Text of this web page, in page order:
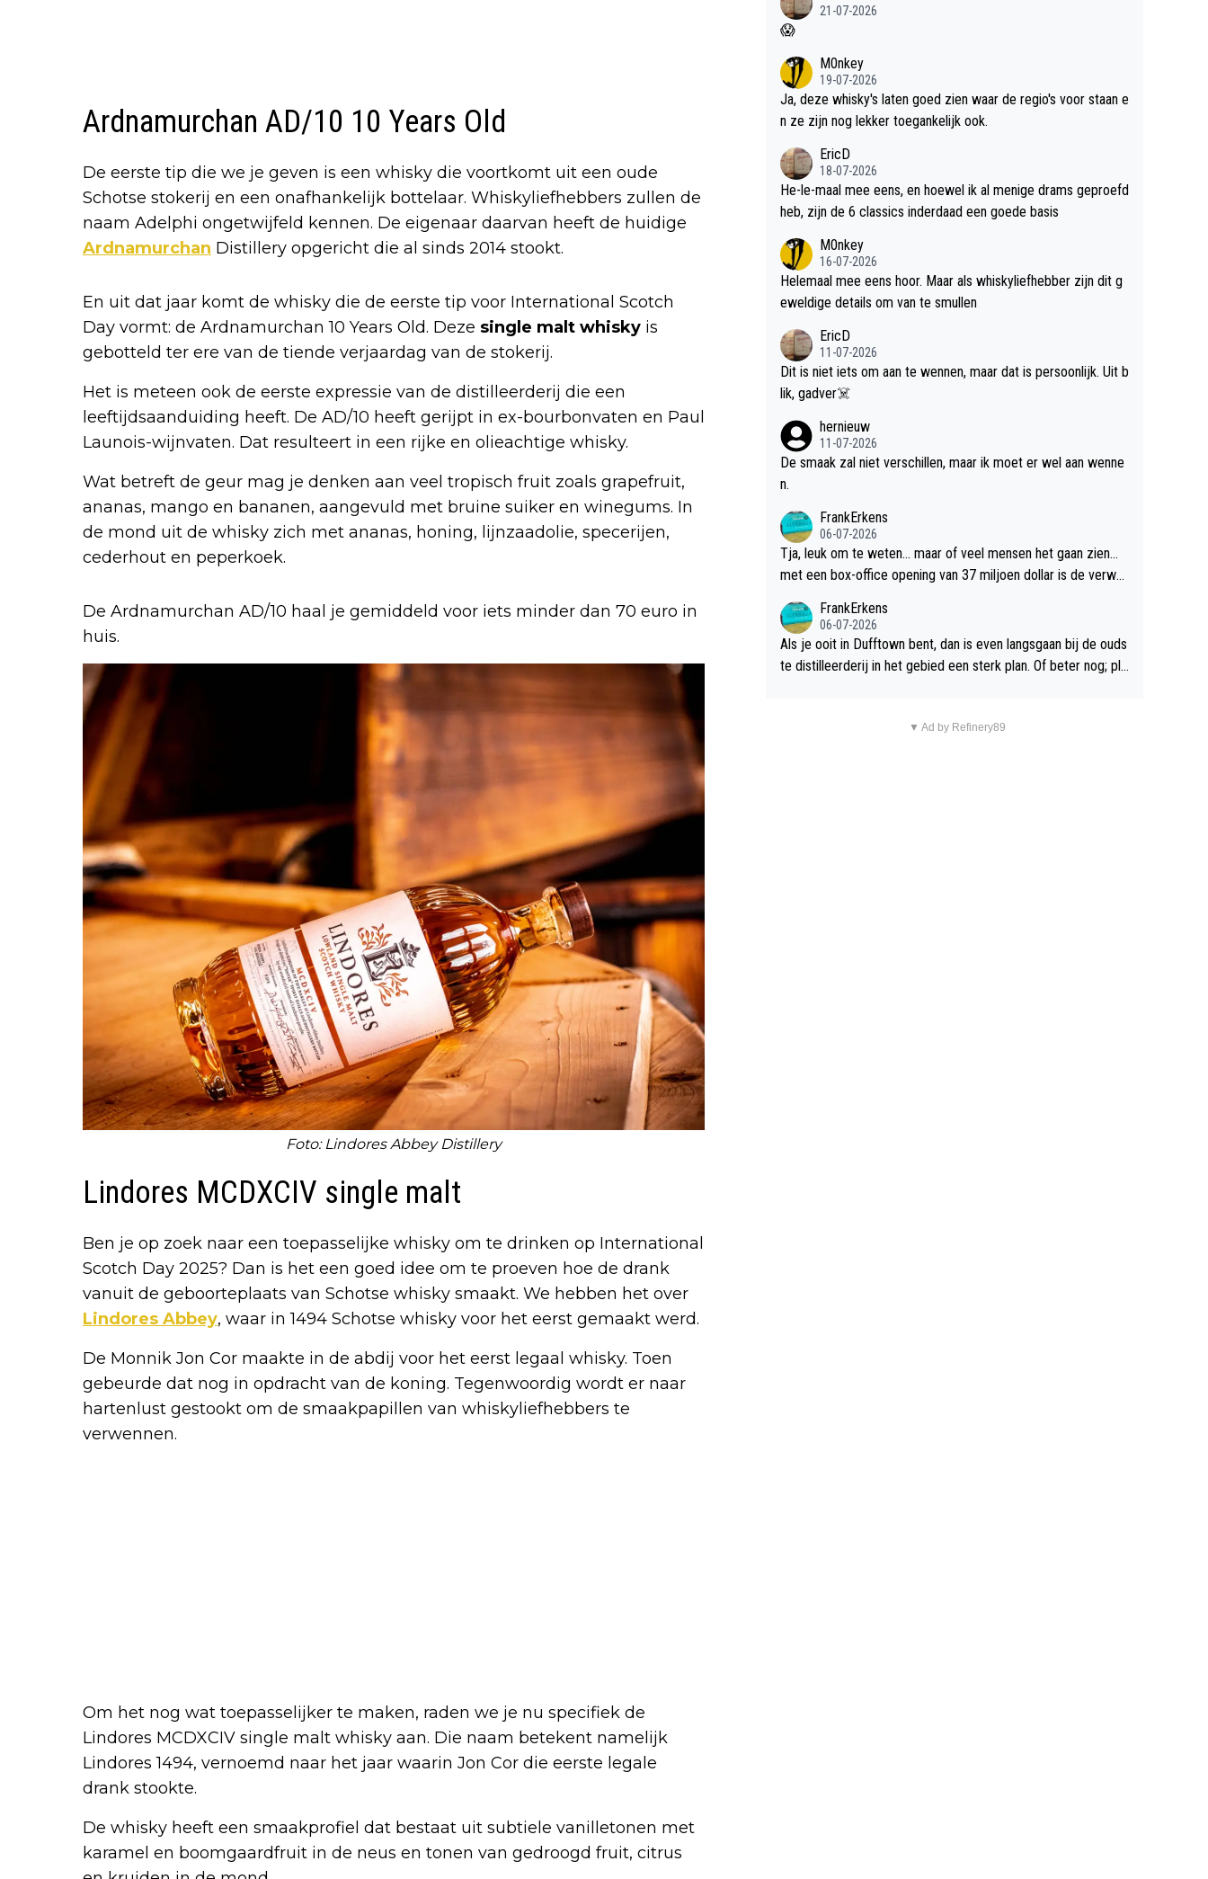
Ardnamurchan AD/10 10 Years Old
De eerste tip die we je geven is een whisky die voortkomt uit een oude
Schotse stokerij en een onafhankelijk bottelaar. Whiskyliefhebbers zullen de
naam Adelphi ongetwijfeld kennen. De eigenaar daarvan heeft de huidige
Ardnamurchan Distillery opgericht die al sinds 2014 stookt.
En uit dat jaar komt de whisky die de eerste tip voor International Scotch
Day vormt: de Ardnamurchan 10 Years Old. Deze single malt whisky is
gebotteld ter ere van de tiende verjaardag van de stokerij.
Het is meteen ook de eerste expressie van de distilleerderij die een
leeftijdsaanduiding heeft. De AD/10 heeft gerijpt in ex-bourbonvaten en Paul
Launois-wijnvaten. Dat resulteert in een rijke en olieachtige whisky.
Wat betreft de geur mag je denken aan veel tropisch fruit zoals grapefruit,
ananas, mango en bananen, aangevuld met bruine suiker en winegums. In
de mond uit de whisky zich met ananas, honing, lijnzaadolie, specerijen,
cederhout en peperkoek.
De Ardnamurchan AD/10 haal je gemiddeld voor iets minder dan 70 euro in
huis.
Foto: Lindores Abbey Distillery
Lindores MCDXCIV single malt
Ben je op zoek naar een toepasselijke whisky om te drinken op International
Scotch Day 2025? Dan is het een goed idee om te proeven hoe de drank
vanuit de geboorteplaats van Schotse whisky smaakt. We hebben het over
Lindores Abbey, waar in 1494 Schotse whisky voor het eerst gemaakt werd.
De Monnik Jon Cor maakte in de abdij voor het eerst legaal whisky. Toen
gebeurde dat nog in opdracht van de koning. Tegenwoordig wordt er naar
hartenlust gestookt om de smaakpapillen van whiskyliefhebbers te
verwennen.
Om het nog wat toepasselijker te maken, raden we je nu specifiek de
Lindores MCDXCIV single malt whisky aan. Die naam betekent namelijk
Lindores 1494, vernoemd naar het jaar waarin Jon Cor die eerste legale
drank stookte.
De whisky heeft een smaakprofiel dat bestaat uit subtiele vanilletonen met
karamel en boomgaardfruit in de neus en tonen van gedroogd fruit, citrus
21-07-2026
😱
M0nkey
19-07-2026
Ja, deze whisky's laten goed zien waar de regio's voor staan e
n ze zijn nog lekker toegankelijk ook.
EricD
18-07-2026
He-le-maal mee eens, en hoewel ik al menige drams geproefd
heb, zijn de 6 classics inderdaad een goede basis
M0nkey
16-07-2026
Helemaal mee eens hoor. Maar als whiskyliefhebber zijn dit g
eweldige details om van te smullen
EricD
11-07-2026
Dit is niet iets om aan te wennen, maar dat is persoonlijk. Uit b
lik, gadver☠️
hernieuw
11-07-2026
De smaak zal niet verschillen, maar ik moet er wel aan wenne
n.
FrankErkens
06-07-2026
Tja, leuk om te weten... maar of veel mensen het gaan zien...
met een box-office opening van 37 miljoen dollar is de verwa
FrankErkens
06-07-2026
Als je ooit in Dufftown bent, dan is even langsgaan bij de ouds
te distilleerderij in het gebied een sterk plan. Of beter nog; pla
▼ Ad by Refinery89